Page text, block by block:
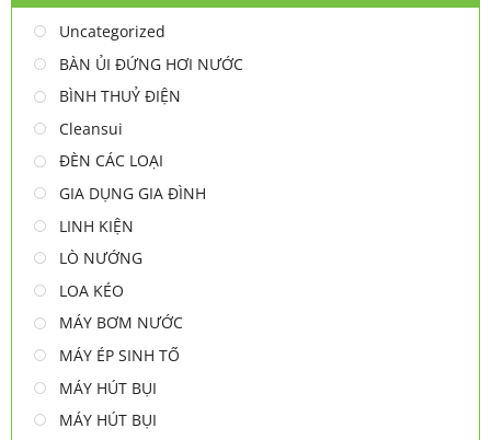
Uncategorized
BÀN ỦI ĐỨNG HƠI NƯỚC
BÌNH THUỶ ĐIỆN
Cleansui
ĐÈN CÁC LOẠI
GIA DỤNG GIA ĐÌNH
LINH KIỆN
LÒ NƯỚNG
LOA KÉO
MÁY BƠM NƯỚC
MÁY ÉP SINH TỐ
MÁY HÚT BỤI
MÁY HÚT BỤI